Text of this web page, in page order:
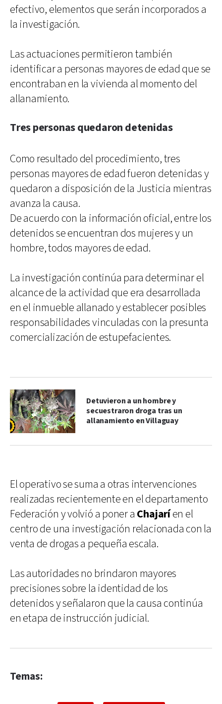
efectivo, elementos que serán incorporados a
la investigación.
Las actuaciones permitieron también
identificar a personas mayores de edad que se
encontraban en la vivienda al momento del
allanamiento.
Tres personas quedaron detenidas
Como resultado del procedimiento, tres
personas mayores de edad fueron detenidas y
quedaron a disposición de la Justicia mientras
avanza la causa.
De acuerdo con la información oficial, entre los
detenidos se encuentran dos mujeres y un
hombre, todos mayores de edad.
La investigación continúa para determinar el
alcance de la actividad que era desarrollada
en el inmueble allanado y establecer posibles
responsabilidades vinculadas con la presunta
comercialización de estupefacientes.
Detuvieron a un hombre y
secuestraron droga tras un
allanamiento en Villaguay
El operativo se suma a otras intervenciones
realizadas recientemente en el departamento
Federación y volvió a poner a Chajaríen el
centro de una investigación relacionada con la
venta de drogas a pequeña escala.
Las autoridades no brindaron mayores
precisiones sobre la identidad de los
detenidos y señalaron que la causa continúa
en etapa de instrucción judicial.
Temas: